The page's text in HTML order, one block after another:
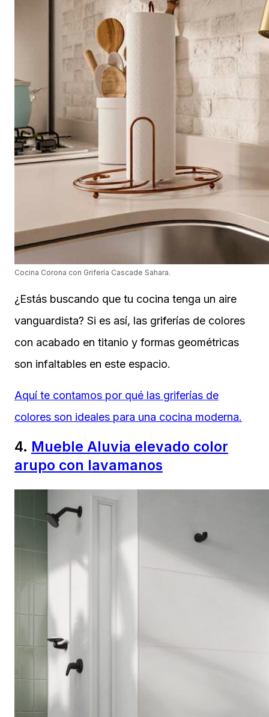
Cocina Corona con Grifería Cascade Sahara.
¿Estás buscando que tu cocina tenga un aire
vanguardista? Si es así, las griferías de colores
con acabado en titanio y formas geométricas
son infaltables en este espacio.
Aquí te contamos por qué las griferías de
colores son ideales para una cocina moderna.
4. Mueble Aluvia elevado color
arupo con lavamanos